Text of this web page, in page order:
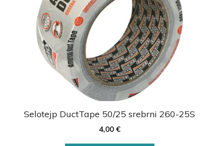
Selotejp DuctTape 50/25 srebrni 260-25S
4,00 €